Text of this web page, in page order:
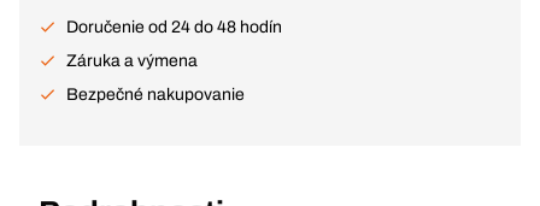
Doručenie od 24 do 48 hodín
Záruka a výmena
Bezpečné nakupovanie